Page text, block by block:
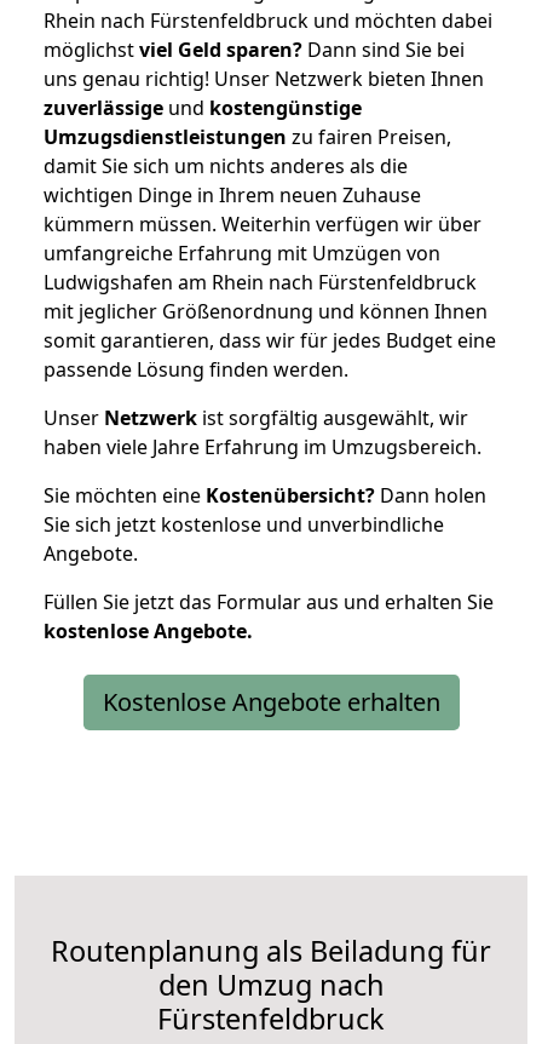
Rhein nach Fürstenfeldbruck und möchten dabei
möglichstviel Geld sparen? Dann sind Sie bei
uns genau richtig! Unser Netzwerk bieten Ihnen
zuverlässige und kostengünstige
Umzugsdienstleistungen zu fairen Preisen,
damit Sie sich um nichts anderes als die
wichtigen Dinge in Ihrem neuen Zuhause
kümmern müssen. Weiterhin verfügen wir über
umfangreiche Erfahrung mit Umzügen von
Ludwigshafen am Rhein nach Fürstenfeldbruck
mit jeglicher Größenordnung und können Ihnen
somit garantieren, dass wir für jedes Budget eine
passende Lösung finden werden.
Unser Netzwerk ist sorgfältig ausgewählt, wir
haben viele Jahre Erfahrung im Umzugsbereich.
Sie möchten eine Kostenübersicht? Dann holen
Sie sich jetzt kostenlose und unverbindliche
Angebote.
Füllen Sie jetzt das Formular aus und erhalten Sie
kostenloseAngebote.
Kostenlose Angebote erhalten
Routenplanung als Beiladung für
den Umzug nach
Fürstenfeldbruck